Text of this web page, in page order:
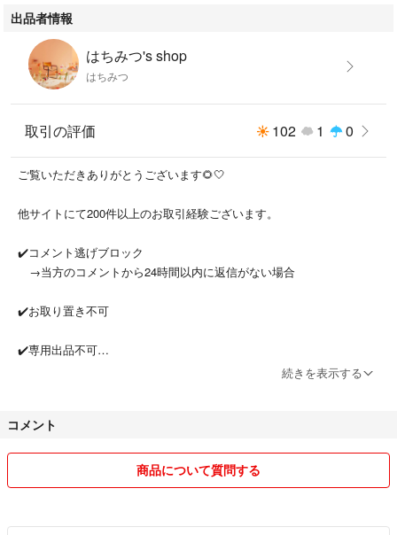
出品者情報
はちみつ's shop
はちみつ
取引の評価 102 1 0
ご覧いただきありがとうございます🌻🤍
他サイトにて200件以上のお取引経験ございます。
✔️コメント逃げブロック
→当方のコメントから24時間以内に返信がない場合
✔️お取り置き不可
✔️専用出品不可
評価にてイメージと違って残念だとおっしゃる方は、ご購入前にコメン
購入後は対応いたしかねます。
「メッセージのやりとりはなく」
続きを表示する
コメント
商品について質問する